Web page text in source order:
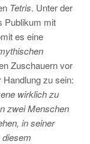
Tetris. Unter der
Publikum mit
es eine
Zuschauern vor
zu sein:
wirklich zu
zwei Menschen
in seiner